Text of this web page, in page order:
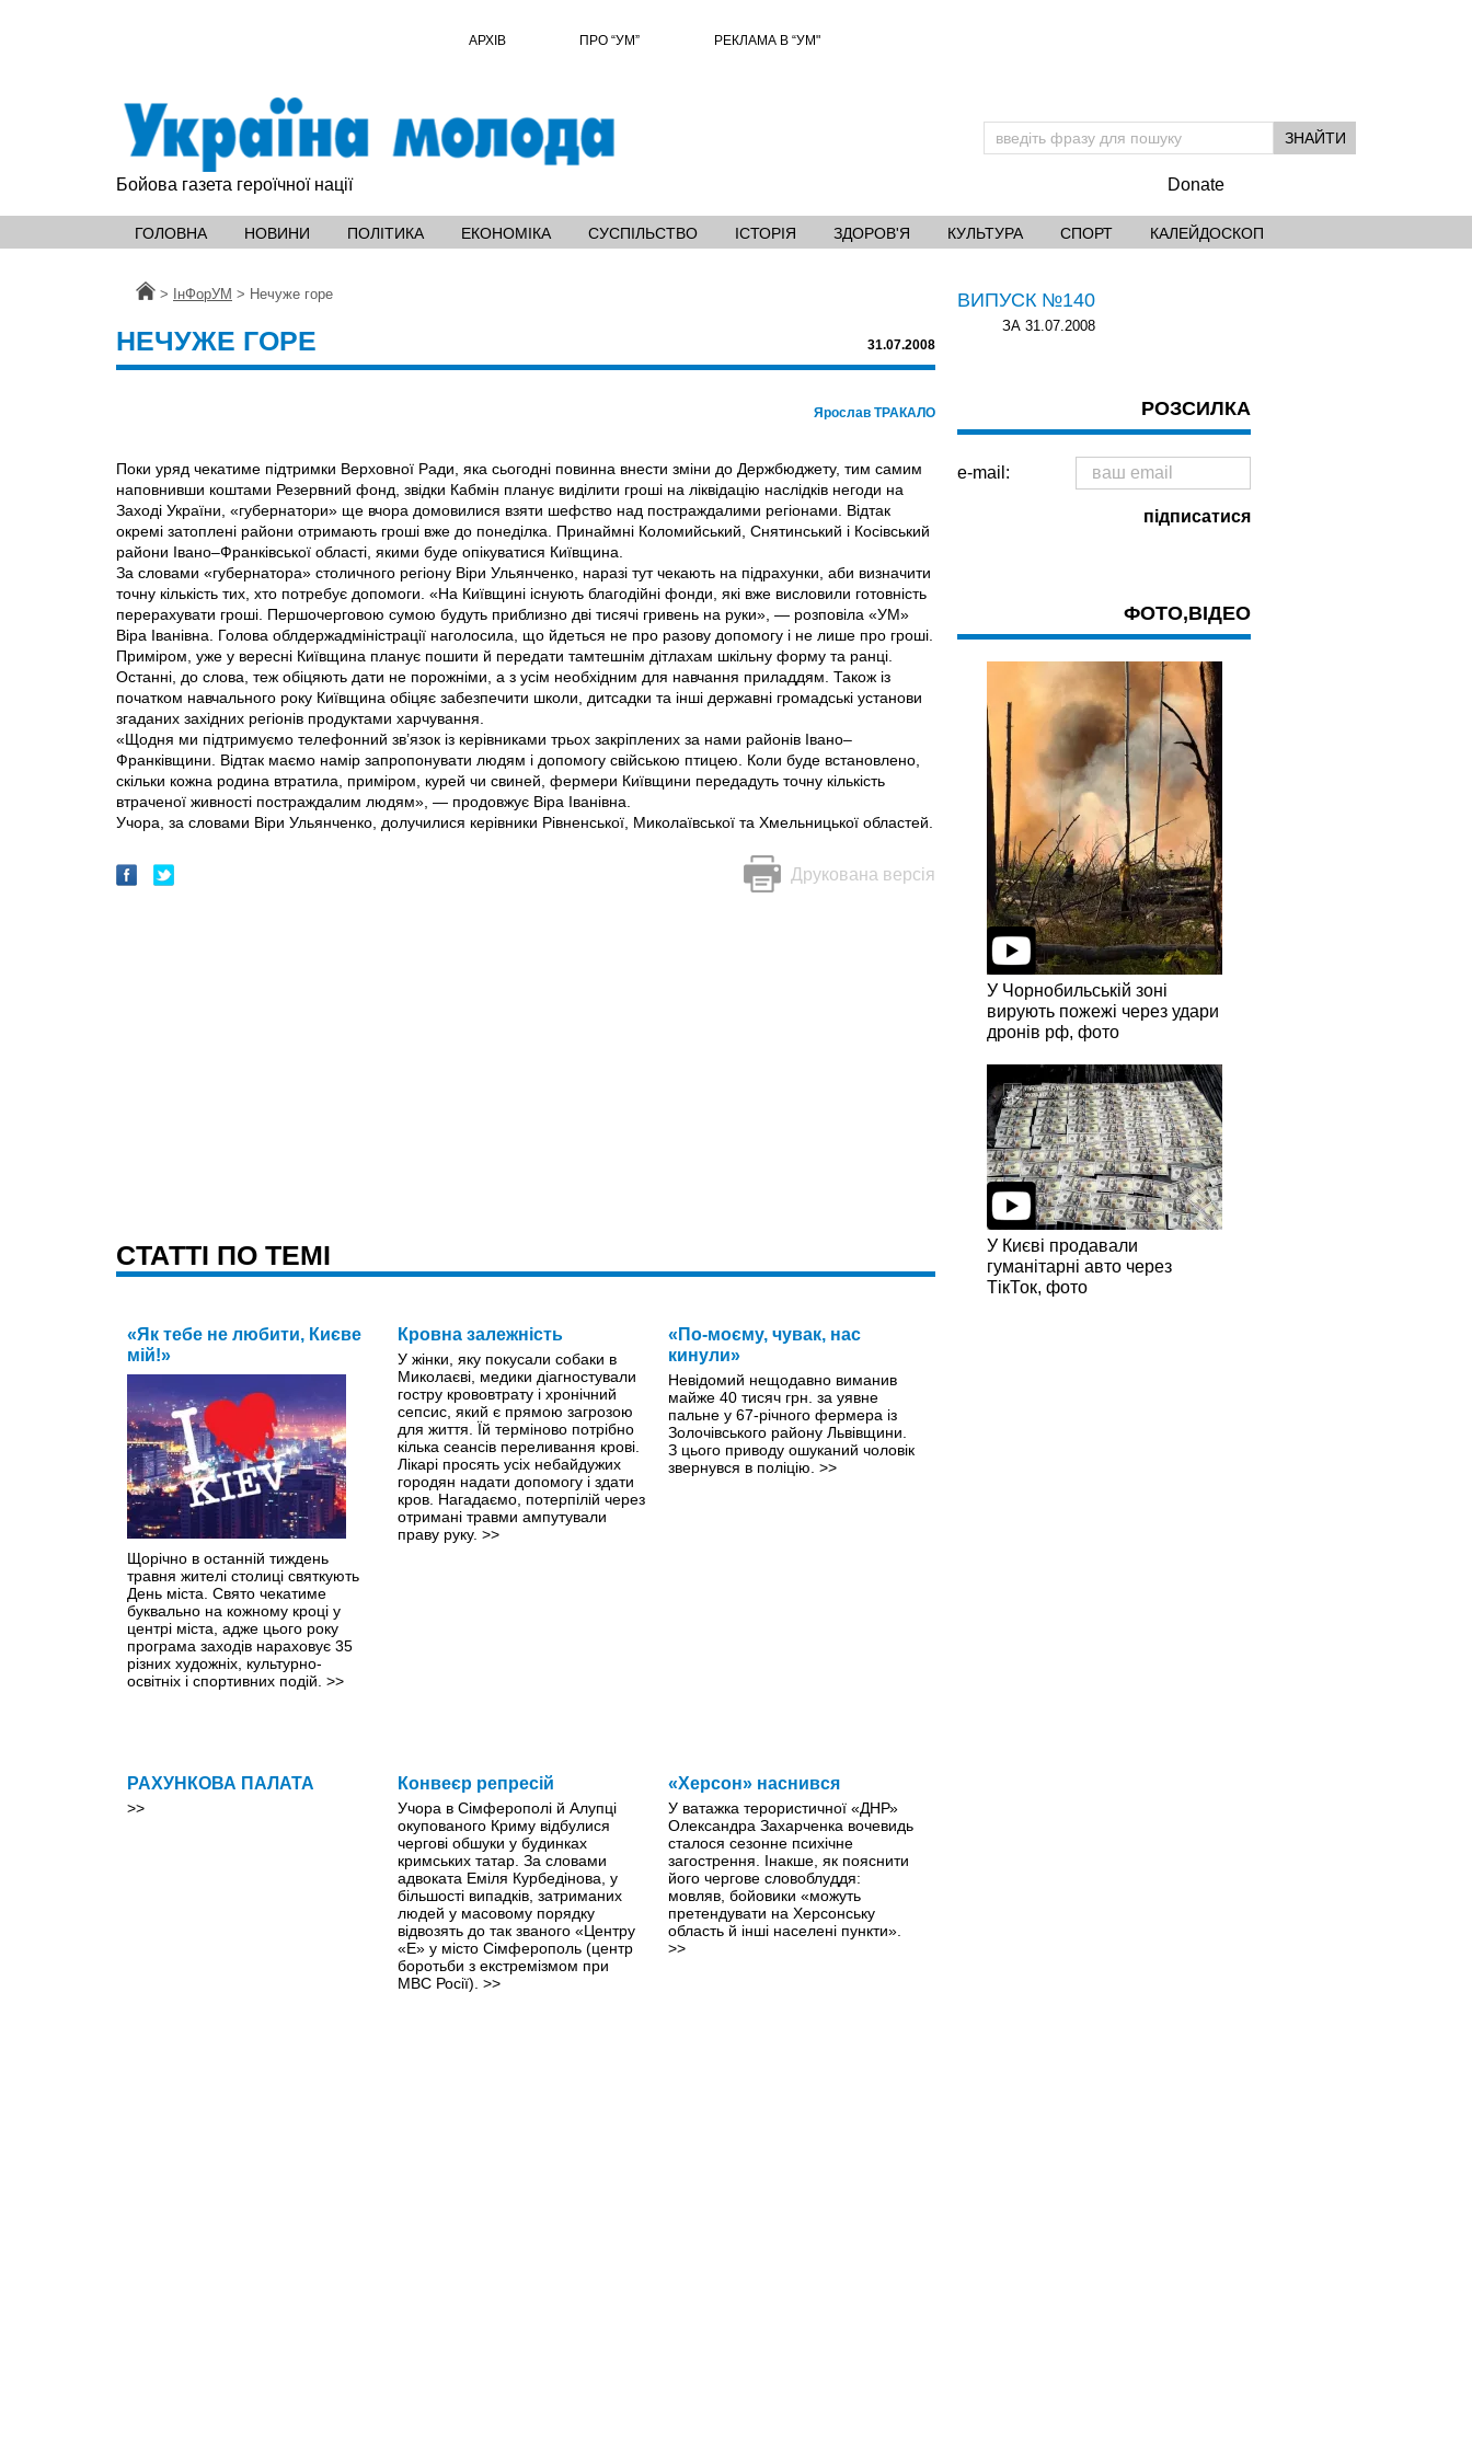
АРХІВ ПРО “УМ” РЕКЛАМА В “УМ"
Бойова газета героїчної нації Donate
ГОЛОВНА НОВИНИ ПОЛІТИКА ЕКОНОМІКА СУСПІЛЬСТВО ІСТОРІЯ ЗДОРОВ'Я КУЛЬТУРА СПОРТ КАЛЕЙДОСКОП
Головна
> ІнФорУМ > Нечуже горе
НЕЧУЖЕ ГОРЕ 31.07.2008
Ярослав ТРАКАЛО
Поки уряд чекатиме підтримки Верховної Ради, яка сьогодні повинна внести зміни до Держбюджету, тим самим
наповнивши коштами Резервний фонд, звідки Кабмін планує виділити гроші на ліквідацію наслідків негоди на
Заході України, «губернатори» ще вчора домовилися взяти шефство над постраждалими регіонами. Відтак
окремі затоплені райони отримають гроші вже до понеділка. Принаймні Коломийський, Снятинський і Косівський
райони Івано–Франківської області, якими буде опікуватися Київщина.
За словами «губернатора» столичного регіону Віри Ульянченко, наразі тут чекають на підрахунки, аби визначити
точну кількість тих, хто потребує допомоги. «На Київщині існують благодійні фонди, які вже висловили готовність
перерахувати гроші. Першочерговою сумою будуть приблизно дві тисячі гривень на руки», — розповіла «УМ»
Віра Іванівна. Голова облдержадміністрації наголосила, що йдеться не про разову допомогу і не лише про гроші.
Приміром, уже у вересні Київщина планує пошити й передати тамтешнім дітлахам шкільну форму та ранці.
Останні, до слова, теж обіцяють дати не порожніми, а з усім необхідним для навчання приладдям. Також із
початком навчального року Київщина обіцяє забезпечити школи, дитсадки та інші державні громадські установи
згаданих західних регіонів продуктами харчування.
«Щодня ми підтримуємо телефонний зв’язок із керівниками трьох закріплених за нами районів Івано–
Франківщини. Відтак маємо намір запропонувати людям і допомогу свійською птицею. Коли буде встановлено,
скільки кожна родина втратила, приміром, курей чи свиней, фермери Київщини передадуть точну кількість
втраченої живності постраждалим людям», — продовжує Віра Іванівна.
Учора, за словами Віри Ульянченко, долучилися керівники Рівненської, Ми­колаївської та Хмельницької областей.
Друкована версія
CТАТТІ ПО ТЕМІ
«Як тебе не любити, Києве
мій!»
Щорічно в останній тиждень
травня жителі столиці святкують
День міста. Свято чекатиме
буквально на кожному кроці y
центрі міста, адже цього року
програма заходів нараховує 35
різних художніх, культурно-
освітніх і спортивних подій. >>
Кровна залежність
У жінки, яку покусали собаки в
Миколаєві, медики діагностували
гостру крововтрату і хронічний
сепсис, який є прямою загрозою
для життя. Їй терміново потрібно
кілька сеансів переливання крові.
Лікарі просять усіх небайдужих
городян надати допомогу і здати
кров. Нагадаємо, потерпілій через
отримані травми ампутували
праву руку. >>
«По-моєму, чувак, нас
кинули»
Невідомий нещодавно виманив
майже 40 тисяч грн. за уявне
пальне у 67-річного фермера із
Золочівського району Львівщини.
З цього приводу ошуканий чоловік
звернувся в поліцію. >>
РАХУНКОВА ПАЛАТА
>>
Конвеєр репресій
Учора в Сімферополі й Алупці
окупованого Криму відбулися
чергові обшуки у будинках
кримських татар. За словами
адвоката Еміля Курбедінова, у
більшості випадків, затриманих
людей у масовому порядку
відвозять до так званого «Центру
«Е» у місто Сімферополь (центр
боротьби з екстремізмом при
МВС Росії). >>
«Херсон» наснився
У ватажка терористичної «ДНР»
Олександра Захарченка вочевидь
сталося сезонне психічне
загострення. Інакше, як пояснити
його чергове словоблуддя:
мовляв, бойовики «можуть
претендувати на Херсонську
область й інші населені пункти».
>>
ВИПУСК №140
ЗА 31.07.2008
РОЗСИЛКА
e-mail:
ФОТО,ВІДЕО
У Чорнобильській зоні
вирують пожежі через удари
дронів рф, фото
У Києві продавали
гуманітарні авто через
ТікТок, фото